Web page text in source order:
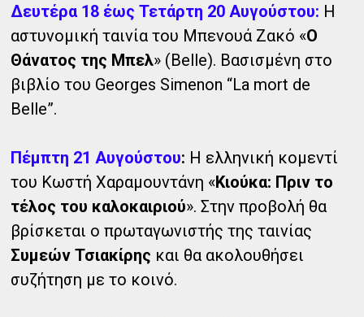
Δευτέρα 18 έως Τετάρτη 20 Αυγούστου: Η
αστυνομική ταινία του Μπενουά Ζακό «O
Θάνατος της Μπελ» (Belle). Βασισμένη στο
βιβλίο του Georges Simenon “La mort de
Belle”.
Πέμπτη 21 Αυγούστου: Η ελληνική κομεντί
του Κωστή Χαραμουντάνη «Κιούκα: Πριν το
τέλος του καλοκαιριού». Στην προβολή θα
βρίσκεται ο πρωταγωνιστής της ταινίας
Συμεών Τσιακίρης και θα ακολουθήσει
συζήτηση με το κοινό.